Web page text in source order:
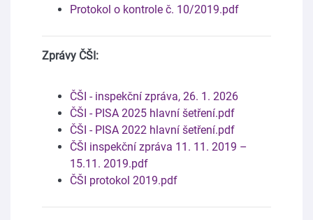
Protokol o kontrole č. 10/2019.pdf
Zprávy ČŠI:​
ČŠI - inspekční zpráva, 26. 1. 2026
ČŠI - PISA 2025 hlavní šetření.pdf
ČŠI - PISA 2022 hlavní šetření.pdf
ČŠI inspekční zpráva 11. 11. 2019 –
15.11. 2019.pdf
ČŠI protokol 2019.pdf